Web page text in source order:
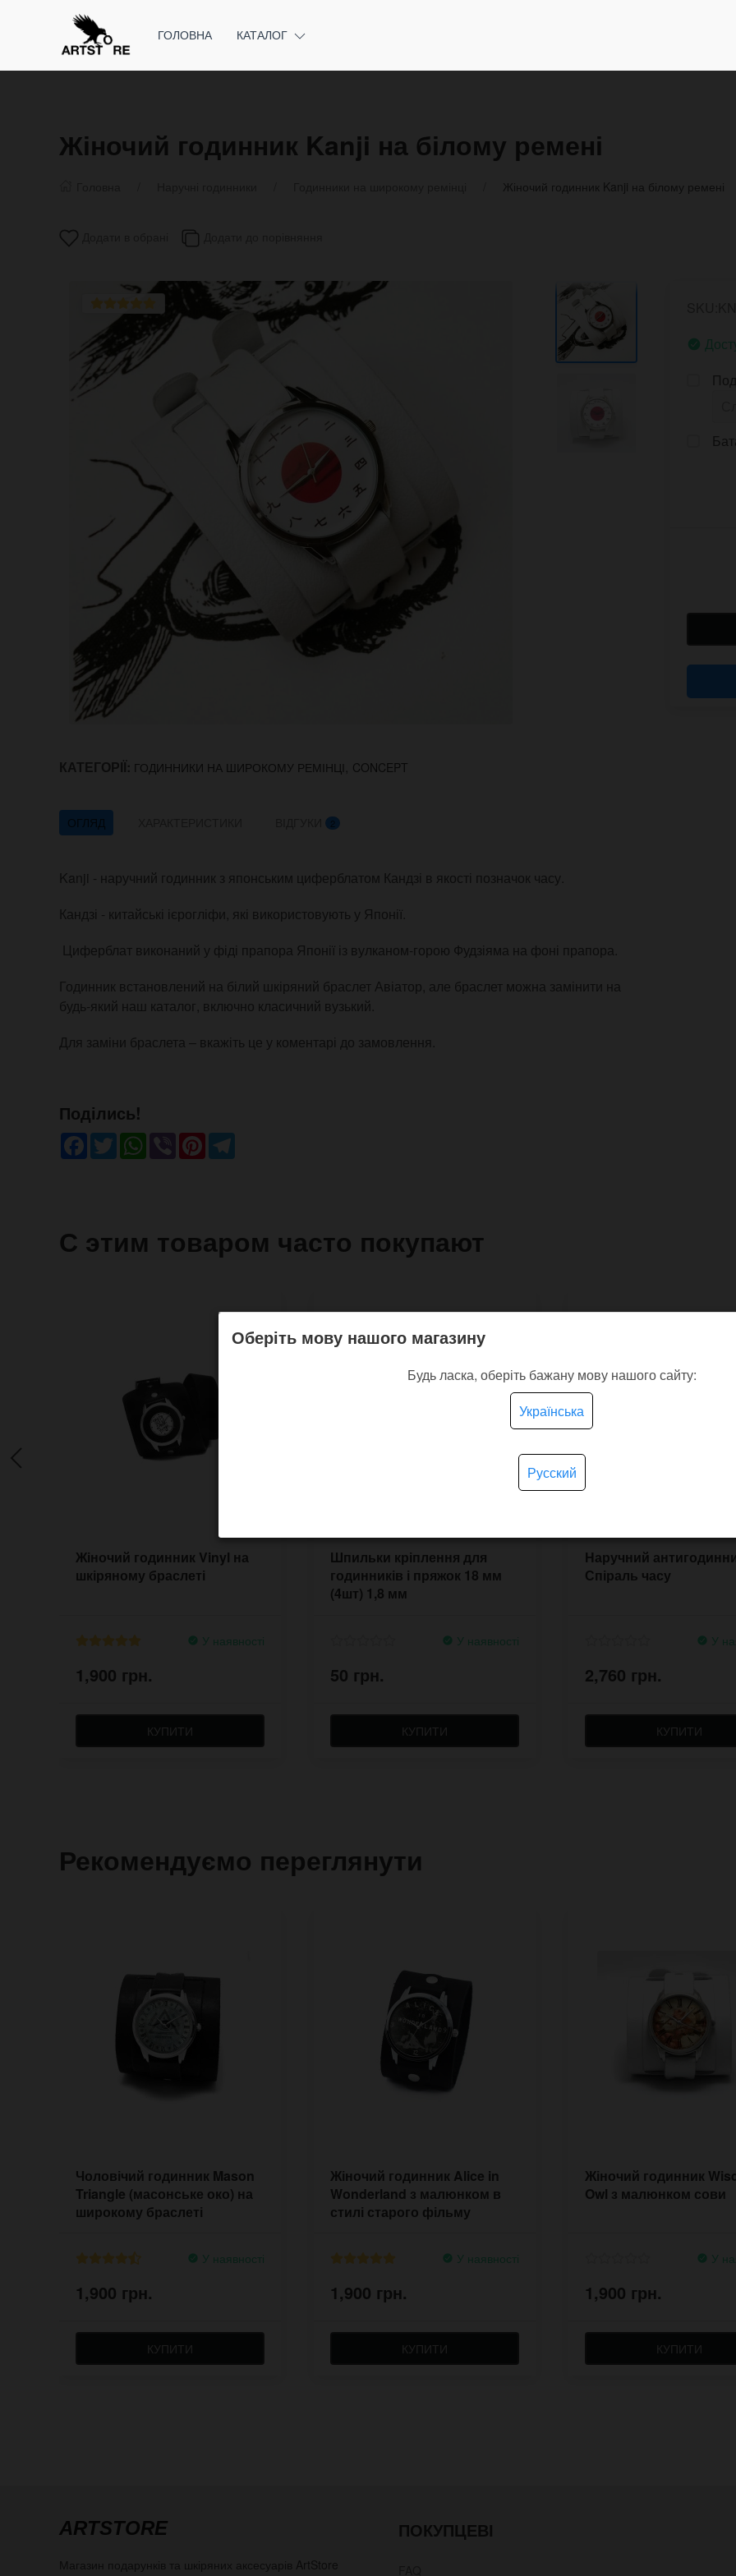
ГОЛОВНА КАТАЛОГ
Жіночий годинник Kanji на білому ремені
Жіночий годинник Kanji на білому ремені
КАТЕГОРІЇ: ГОДИННИКИ НА ШИРОКОМУ РЕМІНЦІ , CONCEPT
ОГЛЯД 2
Kanji - наручний годинник з японським циферблатом Кандзі в якості позначок часу.
Кандзі - китайські ієрогліфи, які використовують у Японії.
Циферблат виконаний у фіді прапора Японії із вулканом-горою Фудзіяма на фоні прапора.
Годинник встановлений на білий шкіряний браслет Авіатор, але браслет можна замінити на
будь-який наш каталог, включно класичний вузький.
Для заміни браслета – вкажіть це у коментарі до замовлення.
Поділись!
Facebook
TwitterWhatsApp
ViberPinterest
С этим товаром часто покупают
Жіночий годинник Vinyl на
шкіряному браслеті
У наявності
1,900 грн.
КУПИТИ
Шпильки кріплення для
годинників і пряжок 18 мм
(4шт) 1,8 мм
У наявності
50 грн.
КУПИТИ
Наручний
Спіраль часу
У
2,760 грн.
КУПИТИ
Рекомендуємо переглянути
Чоловічий годинник Mason
Triangle (масонське око) на
широкому браслеті
У наявності
1,900 грн.
КУПИТИ
Жіночий годинник Alice in
Wonderland з малюнком в
стилі старого фільму
У наявності
1,900 грн.
КУПИТИ
Жіночий годинник
Owl з малюнком сови
У
1,900 грн.
КУПИТИ
ARTSTORE ПОКУПЦЕВІ
Оберіть мову нашого магазину
Будь ласка, оберіть бажану мову нашого сайту:
Українська
Русский